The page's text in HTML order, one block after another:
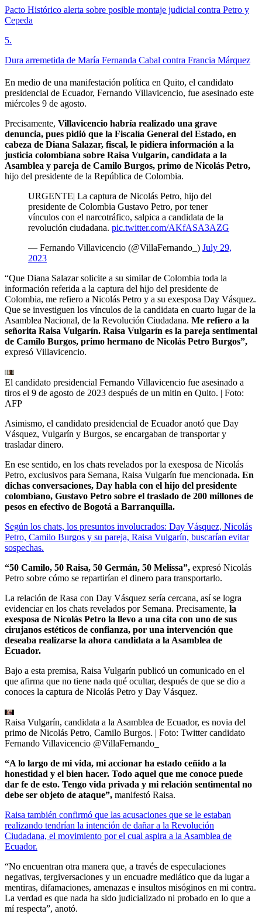
Pacto Histórico alerta sobre posible montaje judicial contra Petro y
Cepeda
5.
Dura arremetida de María Fernanda Cabal contra Francia Márquez
En medio de una manifestación política en Quito, el candidato
presidencial de Ecuador, Fernando Villavicencio, fue asesinado este
miércoles 9 de agosto.
Precisamente, Villavicencio habría realizado una grave
denuncia, pues pidió que la Fiscalía General del Estado, en
cabeza de Diana Salazar, fiscal, le pidiera información a la
justicia colombiana sobre Raisa Vulgarín, candidata a la
Asamblea y pareja de Camilo Burgos, primo de Nicolás Petro,
hijo del presidente de la República de Colombia.
URGENTE| La captura de Nicolás Petro, hijo del
presidente de Colombia Gustavo Petro, por tener
vínculos con el narcotráfico, salpica a candidata de la
revolución ciudadana. pic.twitter.com/AKfASA3AZG
— Fernando Villavicencio (@VillaFernando_) July 29,
2023
“Que Diana Salazar solicite a su similar de Colombia toda la
información referida a la captura del hijo del presidente de
Colombia, me refiero a Nicolás Petro y a su exesposa Day Vásquez.
Que se investiguen los vínculos de la candidata en cuarto lugar de la
Asamblea Nacional, de la Revolución Ciudadana. Me refiero a la
señorita Raisa Vulgarín. Raisa Vulgarín es la pareja sentimental
de Camilo Burgos, primo hermano de Nicolás Petro Burgos”,
expresó Villavicencio.
El candidato presidencial Fernando Villavicencio fue asesinado a
tiros el 9 de agosto de 2023 después de un mitin en Quito. | Foto:
AFP
Asimismo, el candidato presidencial de Ecuador anotó que Day
Vásquez, Vulgarín y Burgos, se encargaban de transportar y
trasladar dinero.
En ese sentido, en los chats revelados por la exesposa de Nicolás
Petro, exclusivos para Semana, Raisa Vulgarín fue mencionada. En
dichas conversaciones, Day habla con el hijo del presidente
colombiano, Gustavo Petro sobre el traslado de 200 millones de
pesos en efectivo de Bogotá a Barranquilla.
Según los chats, los presuntos involucrados: Day Vásquez, Nicolás
Petro, Camilo Burgos y su pareja, Raisa Vulgarín, buscarían evitar
sospechas.
“50 Camilo, 50 Raisa, 50 Germán, 50 Melissa”, expresó Nicolás
Petro sobre cómo se repartirían el dinero para transportarlo.
La relación de Rasa con Day Vásquez sería cercana, así se logra
evidenciar en los chats revelados por Semana. Precisamente, la
exesposa de Nicolás Petro la llevo a una cita con uno de sus
cirujanos estéticos de confianza, por una intervención que
deseaba realizarse la ahora candidata a la Asamblea de
Ecuador.
Bajo a esta premisa, Raisa Vulgarín publicó un comunicado en el
que afirma que no tiene nada qué ocultar, después de que se dio a
conoces la captura de Nicolás Petro y Day Vásquez.
Raisa Vulgarín, candidata a la Asamblea de Ecuador, es novia del
primo de Nicolás Petro, Camilo Burgos. | Foto: Twitter candidato
Fernando Villavicencio @VillaFernando_
“A lo largo de mi vida, mi accionar ha estado ceñido a la
honestidad y el bien hacer. Todo aquel que me conoce puede
dar fe de esto. Tengo vida privada y mi relación sentimental no
debe ser objeto de ataque”, manifestó Raisa.
Raisa también confirmó que las acusaciones que se le estaban
realizando tendrían la intención de dañar a la Revolución
Ciudadana, el movimiento por el cual aspira a la Asamblea de
Ecuador.
“No encuentran otra manera que, a través de especulaciones
negativas, tergiversaciones y un encuadre mediático que da lugar a
mentiras, difamaciones, amenazas e insultos misóginos en mi contra.
La verdad es que nada ha sido judicializado ni probado en lo que a
mí respecta”, anotó.